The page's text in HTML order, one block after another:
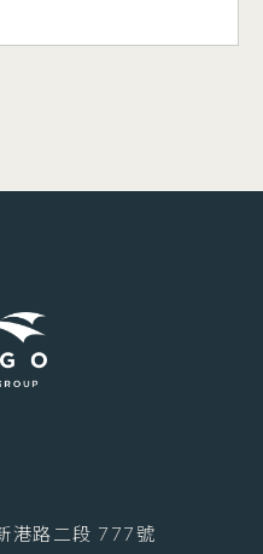
港路二段 777號